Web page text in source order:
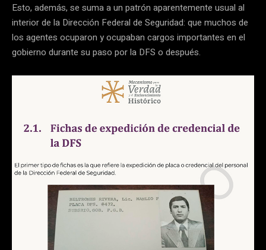
Esto, además, se suma a un patrón aparentemente usual al
interior de la Dirección Federal de Seguridad: que muchos de
los agentes ocuparon y ocupaban cargos importantes en el
gobierno durante su paso por la DFS o después.